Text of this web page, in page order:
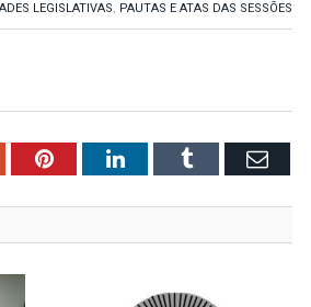
LEGISLATIVAS, PAUTAS E ATAS DAS SESSÕES
PinterestLinkedInTumblr Email